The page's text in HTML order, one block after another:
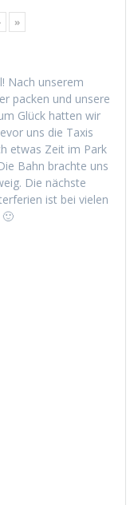
»
Nach unserem
pack­en und unsere
Glück hat­ten wir
uns die Taxis
etwas Zeit im Park
Bahn brachte uns
Die näch­ste
ist bei vie­len